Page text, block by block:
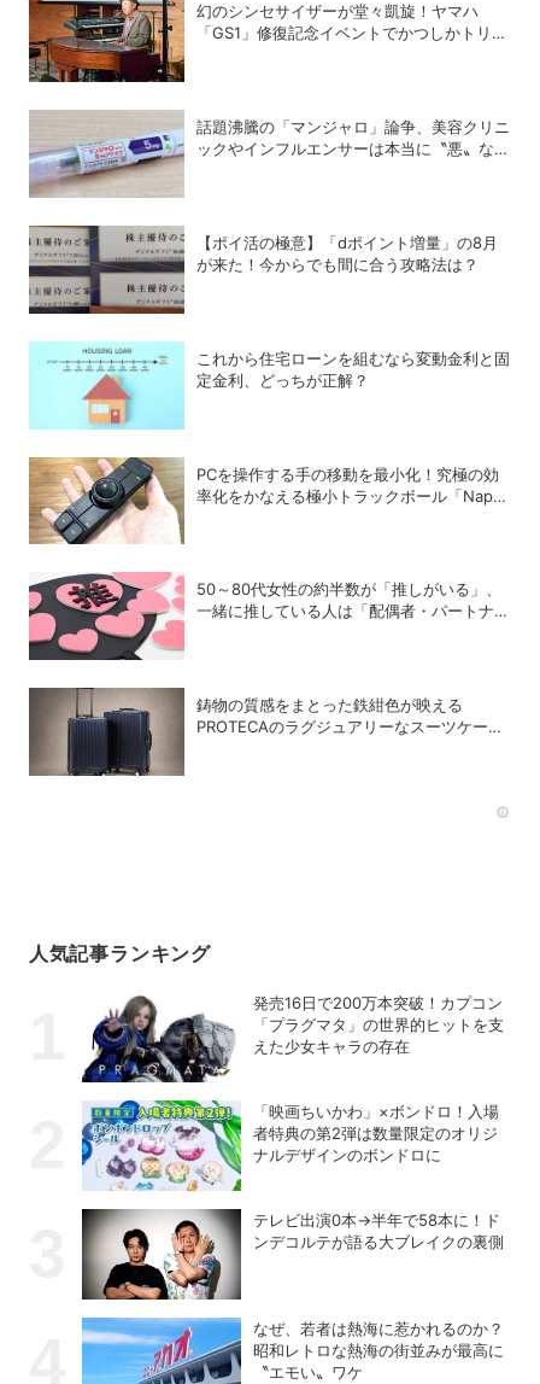
幻のシンセサイザーが堂々凱旋！ヤマハ
「GS1」修復記念イベントでかつしかトリオ
話題沸騰の「マンジャロ」論争、美容クリニ
ックやインフルエンサーは本当に〝悪〟なの
【ポイ活の極意】「dポイント増量」の8月
が来た！今からでも間に合う攻略法は？
これから住宅ローンを組むなら変動金利と固
定金利、どっちが正解？
PCを操作する手の移動を最小化！究極の効
率化をかなえる極小トラックボール「Nape
50～80代女性の約半数が「推しがいる」、
一緒に推している人は「配偶者・パートナ
鋳物の質感をまとった鉄紺色が映える
PROTECAのラグジュアリーなスーツケース
人気記事ランキング
発売16日で200万本突破！カプコン
「プラグマタ」の世界的ヒットを支
えた少女キャラの存在
「映画ちいかわ」×ボンドロ！入場
者特典の第2弾は数量限定のオリジ
ナルデザインのボンドロに
テレビ出演0本→半年で58本に！ド
ンデコルテが語る大ブレイクの裏側
なぜ、若者は熱海に惹かれるのか？
昭和レトロな熱海の街並みが最高に
〝エモい〟ワケ